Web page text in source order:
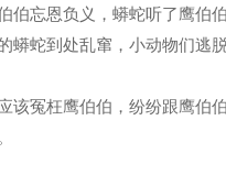
伯忘恩负义，蟒蛇听了鹰伯
蟒蛇到处乱窜，小动物们逃
该冤枉鹰伯伯，纷纷跟鹰伯